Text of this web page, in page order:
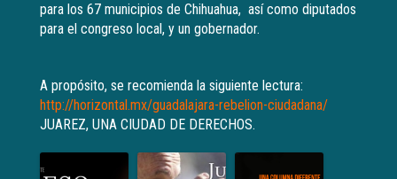
para los 67 municipios de Chihuahua, así como diputados
para el congreso local, y un gobernador.
A propósito, se recomienda la siguiente lectura:
http://horizontal.mx/guadalajara-rebelion-ciudadana/
JUAREZ, UNA CIUDAD DE DERECHOS.